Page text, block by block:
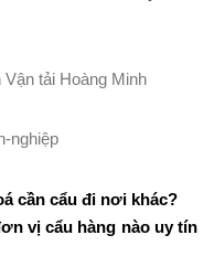
cần cẩu đi nơi khác?
vị cẩu hàng nào uy tín